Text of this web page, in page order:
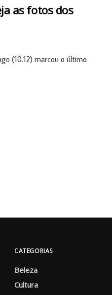
as fotos dos
(10.12) marcou o último
CATEGORIAS
Beleza
Cultura